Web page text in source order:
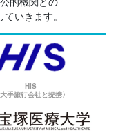
いきます。
HIS
大手旅行会社と提携〉